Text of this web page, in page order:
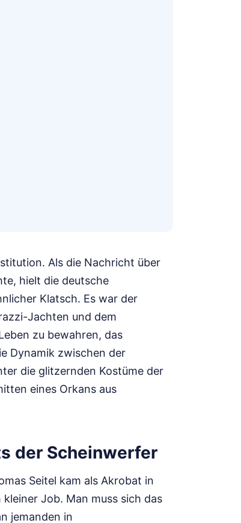
Als die Nachricht über
hielt die deutsche
Klatsch. Es war der
Jachten und dem
zu bewahren, das
Dynamik zwischen der
die glitzernden Kostüme der
eines Orkans aus
der Scheinwerfer
Seitel kam als Akrobat in
Job. Man muss sich das
jemanden in